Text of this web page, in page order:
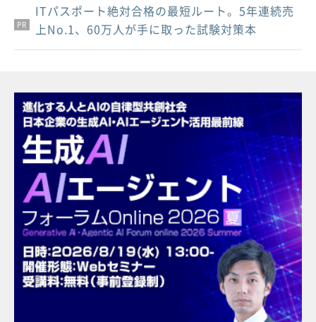
PR
PR
PR
ITパスポート絶対合格の最短ルート。5年連続売
上No.1、60万人が手に取った試験対策本